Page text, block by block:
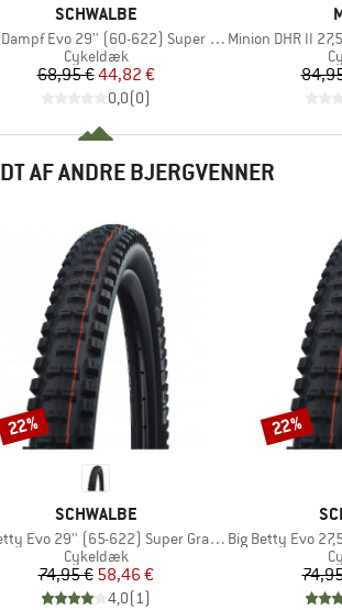
MÆRKE
SCHWALBE
Evo 29'' (60-622) Super Trail TLE
Produktgruppe
Cykeldæk
Pris
68,95 €Nedsat pris
44,82 €
0,0(0)
Artikel
Minion DHR II 27,5''
AF ANDRE BJERGVENNER
MÆRKE
SCHWALBE
Evo 29'' (65-622) Super Gravity TLE
Produktgruppe
Cykeldæk
Pris
74,95 € Nedsat pris
58,46 €
4,0(1)
22%
Artikel
Big Betty Evo 27,5''
Rabat
22%